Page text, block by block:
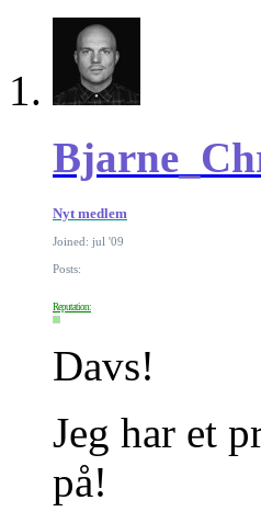
Nyt medlem
Joined: jul '09
Posts:
Reputation:
Davs!
Jeg har et
på!